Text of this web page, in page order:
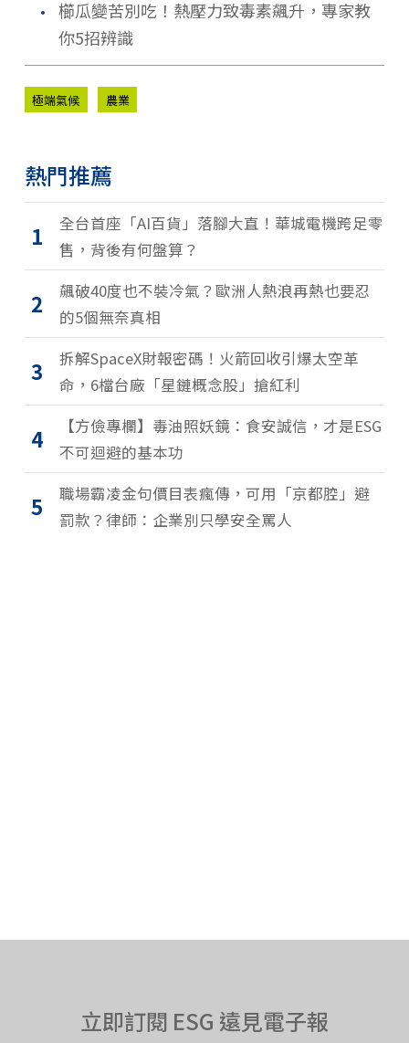
． 櫛瓜變苦別吃！熱壓力致毒素飆升，專家教
你5招辨識
極端氣候 農業
熱門推薦
1
全台首座「AI百貨」落腳大直！華城電機跨足零
售，背後有何盤算？
2
飆破40度也不裝冷氣？歐洲人熱浪再熱也要忍
的5個無奈真相
3
拆解SpaceX財報密碼！火箭回收引爆太空革
命，6檔台廠「星鏈概念股」搶紅利
4
【方儉專欄】毒油照妖鏡：食安誠信，才是ESG
不可迴避的基本功
5
職場霸凌金句價目表瘋傳，可用「京都腔」避
罰款？律師：企業別只學安全罵人
立即訂閱 ESG 遠見電子報